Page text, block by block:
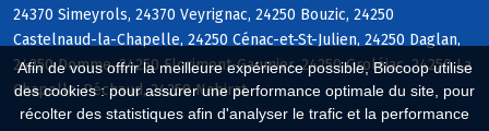
Afin de vous offrir la meilleure expérience possible, Biocoop utilise
des cookies : pour assurer une performance optimale du site, pour
récolter des statistiques afin d'analyser le trafic et la performance
24370 Simeyrols, 24370 Veyrignac, 24250 Bouzic, 24250
Castelnaud-la-Chapelle, 24250 Cénac-et-St-Julien, 24250 Daglan,
24250 Domme, 24250 Florimont-Gaumier, 24250 Groléjac, 24250 La
Chapelle-Péchaud, 24250 Nabirat